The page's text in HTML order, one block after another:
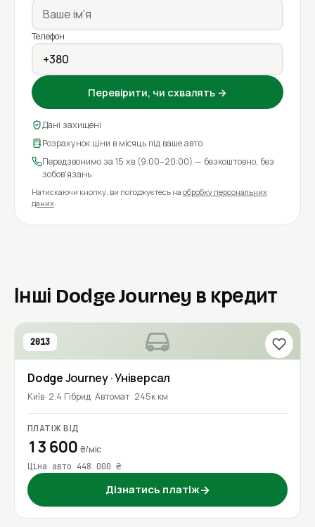
Телефон
Перевірити, чи схвалять →
Дані захищені
Розрахунок ціни в місяць під ваше авто
Передзвонимо за 15 хв (9:00–20:00) — безкоштовно, без
зобов'язань
Натискаючи кнопку, ви погоджуєтесь на обробку персональних
даних.
Інші Dodge Journey в кредит
2013
DodgeJourney· Універсал
Київ 2.4 Гібрид Автомат 245к км
ПЛАТІЖ ВІД
13 600 ₴/міс
Ціна авто 448 000 ₴
Дізнатись платіж→